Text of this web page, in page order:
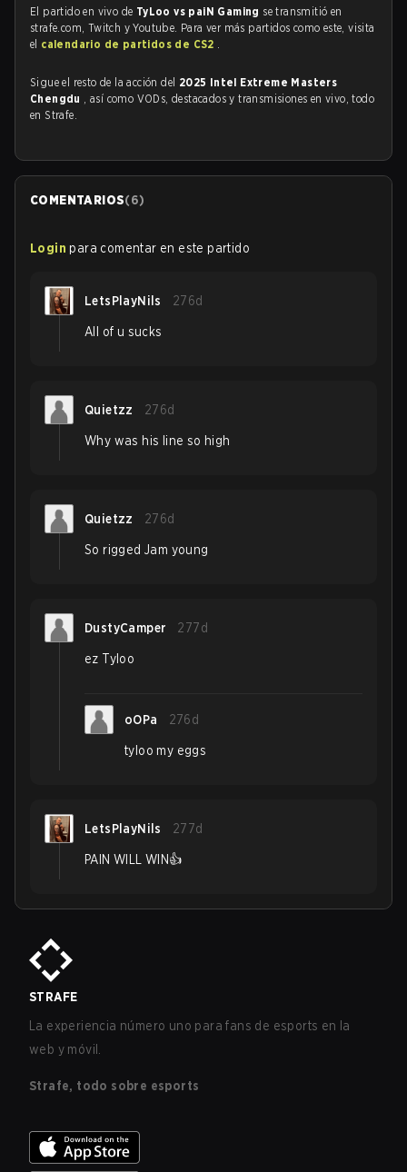
El partido en vivo de TyLoo vs paiN Gaming se transmitió en
strafe.com, Twitch y Youtube. Para ver más partidos como este, visita
el calendario de partidos de CS2 .
Sigue el resto de la acción del 2025 Intel Extreme Masters
Chengdu , así como VODs, destacados y transmisiones en vivo, todo
en Strafe.
COMENTARIOS(6)
Login para comentar en este partido
LetsPlayNils 276d
All of u sucks
Quietzz 276d
Why was his line so high
Quietzz 276d
So rigged Jam young
DustyCamper 277d
ez Tyloo
oOPa 276d
tyloo my eggs
LetsPlayNils 277d
PAIN WILL WIN👍
STRAFE
La experiencia número uno para fans de esports en la
web y móvil.
Strafe, todo sobre esports